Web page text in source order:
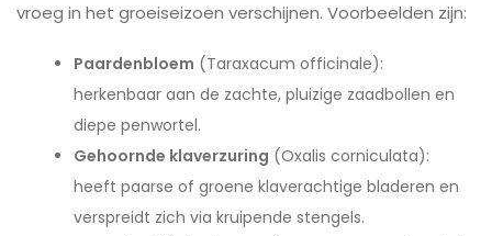
vroeg in het groeiseizoen verschijnen. Voorbeelden zijn:
Paardenbloem (Taraxacum officinale):
herkenbaar aan de zachte, pluizige zaadbollen en
diepe penwortel.
Gehoornde klaverzuring (Oxalis corniculata):
heeft paarse of groene klaverachtige bladeren en
verspreidt zich via kruipende stengels.